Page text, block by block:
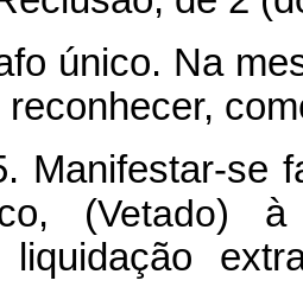
único. Na
Manifestar-se
(Vetado) à
liquidação